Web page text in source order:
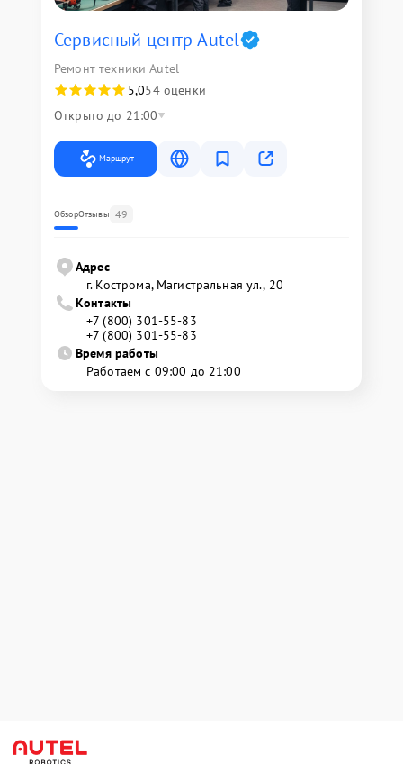
Сервисный центр Autel
Ремонт техники Autel
5,054 оценки
Открыто до 21:00
Маршрут
ОбзорОтзывы 49
Адрес
г. Кострома, Магистральная ул., 20
Контакты
+7 (800) 301-55-83
+7 (800) 301-55-83
Время работы
Работаем с 09:00 до 21:00